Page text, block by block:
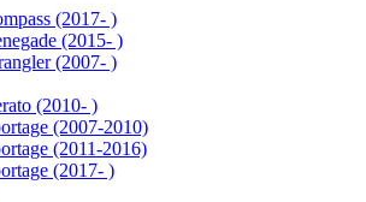
(2017- )
(2015- )
(2007- )
(2010- )
(2007-2010)
(2011-2016)
(2017- )